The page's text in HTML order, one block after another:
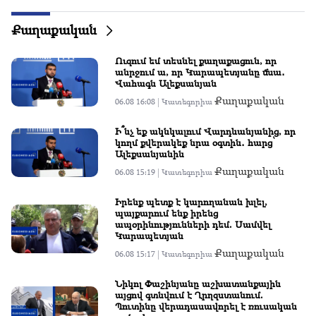
11:47
Վարդևանյան
11:15
8 տարի իշխանության եք, երկար իշխանության
10:57
«Ի՞նչ տարբերություն՝ երբ կհրապարակվի».
Գալյանը խոսել է նոր Սահամանադրության
10:55
Էսօր առավոտյան շատ տարօրինակ նամակ եմ
ստացել. Նիկոլ Փաշինյան
ՈՒՂԻՂ․ ՀՀ ԱԺ իններորդ գումարման առաջին
նստաշրջան
Քաղաքական
Ուզում եմ տեսնել քաղաքացուն, որ
անրջում ա, որ Կարապետյանը մնա․
Վահագն Ալեքսանյան
06.08 16:08 | ԿատեգորիաՔաղաքական
Ի՞նչ եք ակնկալում Վարդևանյանից, որ
կողմ քվերակեք նրա օգտին․ հարց՝
Ալեքսանյանին
06.08 15:19 | ԿատեգորիաՔաղաքական
Իրենք պետք է կարողանան խլել,
պայքարում ենք իրենց
ապօրինությունների դեմ. Սամվել
Կարապետյան
06.08 15:17 | ԿատեգորիաՔաղաքական
Նիկոլ Փաշինյանը աշխատանքային
այցով գտնվում է Ղրղզստանում.
Պուտինը վերադասավորել է ռուսական